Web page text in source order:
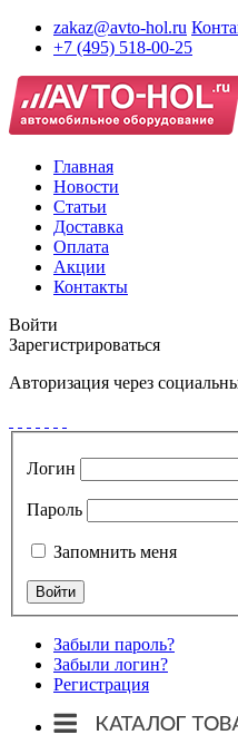
zakaz@avto-hol.ru
+7 (495) 518-00-25
Главная
Новости
Статьи
Доставка
Оплата
Акции
Контакты
Войти
Зарегистрироваться
Авторизация через
Логин
Пароль
Запомнить меня
Забыли пароль?
Забыли логин?
Регистрация